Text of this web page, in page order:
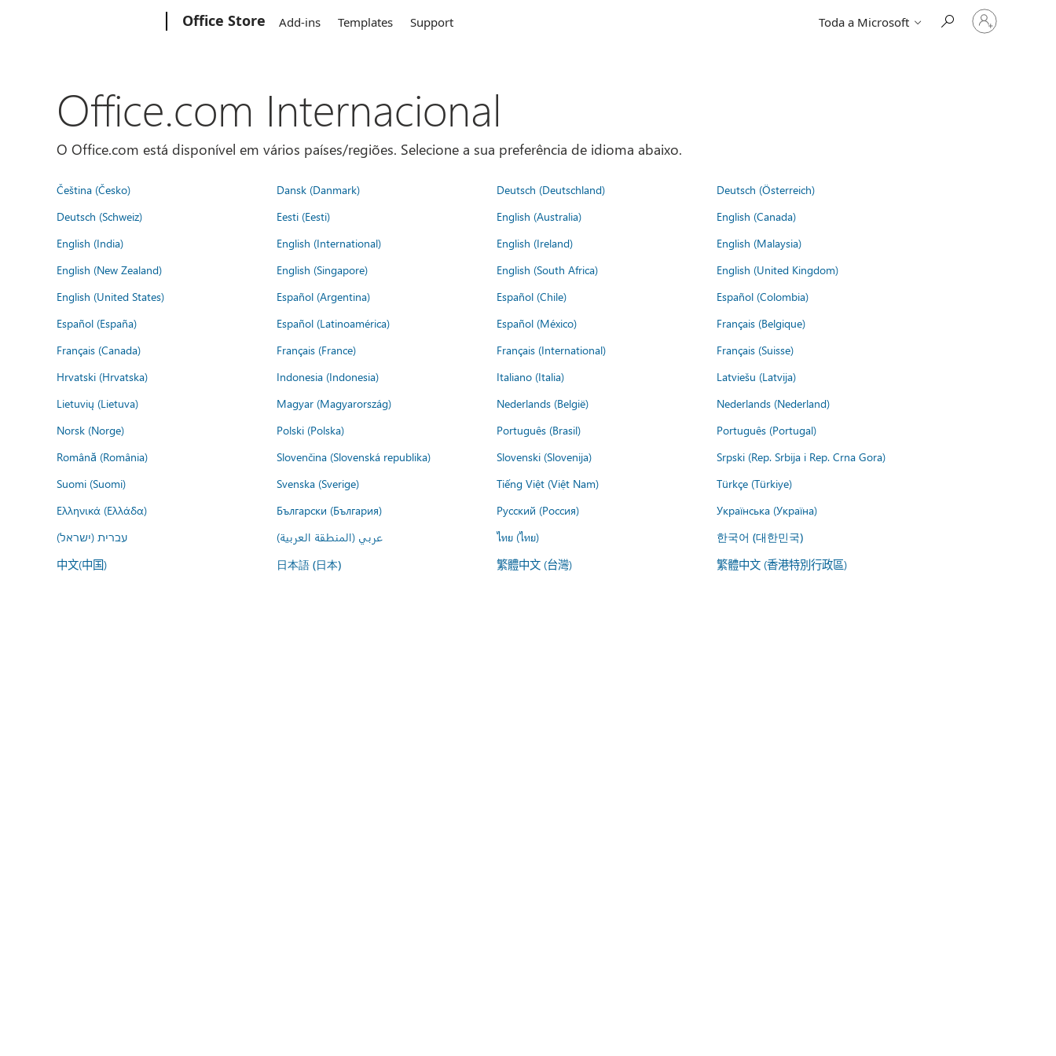
Office Store Add-ins Templates Support Toda a Microsoft
Iniciar
sessão
Office.com Internacional
O Office.com está disponível em vários países/regiões. Selecione a sua preferência de idioma abaixo.
Čeština (Česko) Dansk (Danmark) Deutsch (Deutschland)
Deutsch (Österreich)
Deutsch (Schweiz)
Eesti (Eesti) English (Australia)
English (Canada)
English (India)
English (International) English (Ireland)
English (Malaysia)
English (New Zealand)
English (Singapore) English (South Africa)
English (United Kingdom)
English (United States)
Español (Argentina) Español (Chile)
Español (Colombia)
Español (España)
Español (Latinoamérica) Español (México)
Français (Belgique)
Français (Canada)
Français (France) Français (International)
Français (Suisse)
Hrvatski (Hrvatska)
Indonesia (Indonesia) Italiano (Italia)
Latviešu (Latvija)
Lietuvių (Lietuva)
Magyar (Magyarország) Nederlands (België)
Nederlands (Nederland)
Norsk (Norge)
Polski (Polska) Português (Brasil)
Português (Portugal)
Română (România)
Slovenčina (Slovenská republika) Slovenski (Slovenija)
Srpski (Rep. Srbija i Rep. Crna Gora)
Suomi (Suomi)
Svenska (Sverige) Tiếng Việt (Việt Nam)
Türkçe (Türkiye)
Ελληνικά (Ελλάδα)
Български (България) Русский (Россия)
Українська (Україна)
עברית (ישראל)
عربي (المنطقة العربية) ไทย (ไทย) 한국어 (대한민국)
中文(中国) 日本語 (日本) 繁體中文 (台灣) 繁體中文 (香港特別行政區)